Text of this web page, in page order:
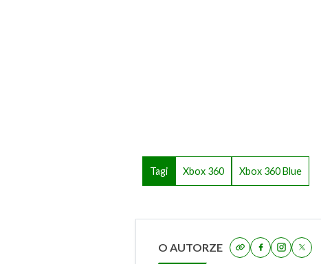
Tagi Xbox 360 Xbox 360 Blue
O AUTORZE